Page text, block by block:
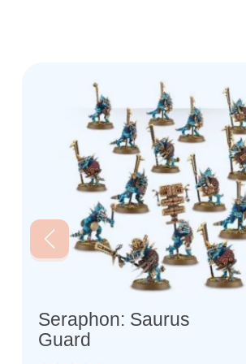
Seraphon: Saurus
Guard